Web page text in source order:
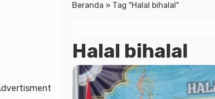
Beranda » Tag "Halal bihalal"
Halal bihalal